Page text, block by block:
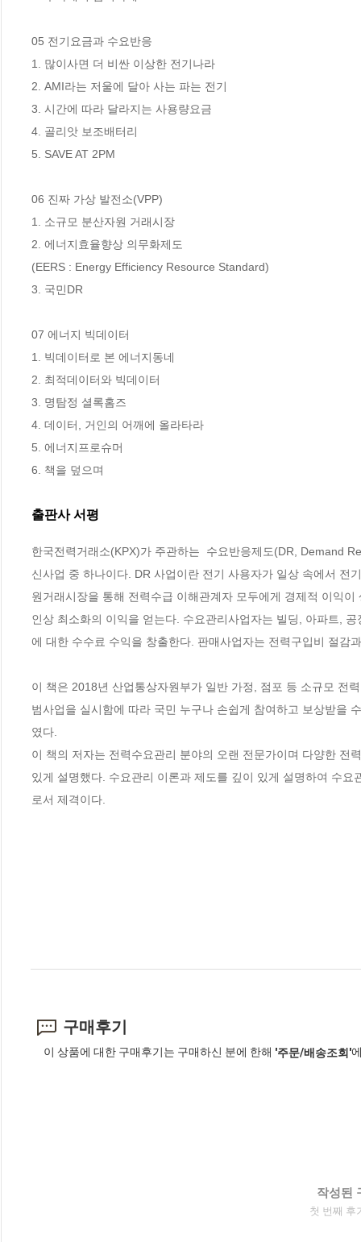
05 전기요금과 수요반응
1. 많이사면 더 비싼 이상한 전기나라
2. AMI라는 저울에 달아 사는 파는 전기
3. 시간에 따라 달라지는 사용량요금
4. 골리앗 보조배터리
5. SAVE AT 2PM
06 진짜 가상 발전소(VPP)
1. 소규모 분산자원 거래시장
2. 에너지효율향상 의무화제도
(EERS : Energy Efficiency Resource Standard)
3. 국민DR
07 에너지 빅데이터
1. 빅데이터로 본 에너지동네
2. 최적데이터와 빅데이터
3. 명탐정 셜록홈즈
4. 데이터, 거인의 어깨에 올라타라
5. 에너지프로슈머
6. 책을 덮으며
출판사 서평
한국전력거래소(KPX)가 주관하는  수요반응제도(DR, Demand
신사업 중 하나이다. DR 사업이란 전기 사용자가 일상 속에서 전
원거래시장을 통해 전력수급 이해관계자 모두에게 경제적 이익
인상 최소화의 이익을 얻는다. 수요관리사업자는 빌딩, 아파트,
에 대한 수수료 수익을 창출한다. 판매사업자는 전력구입비 절감
이 책은 2018년 산업통상자원부가 일반 가정, 점포 등 소규모 전
범사업을 실시함에 따라 국민 누구나 손쉽게 참여하고 보상받을
였다.
이 책의 저자는 전력수요관리 분야의 오랜 전문가이며 다양한 전
있게 설명했다. 수요관리 이론과 제도를 깊이 있게 설명하여 수
로서 제격이다.
구매후기
이 상품에 대한 구매후기는 구매하신 분에 한해 '주문/배송조회'
작성된
첫 번째 후